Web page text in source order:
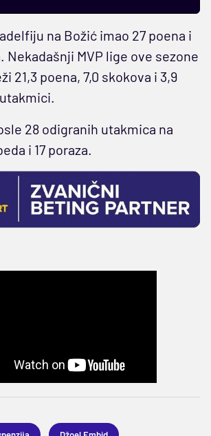
na Božić imao 27 poena i
Nekadašnji MVP lige ove sezone
21,3 poena, 7,0 skokova i 3,9
28 odigranih utakmica na
i 17 poraza.